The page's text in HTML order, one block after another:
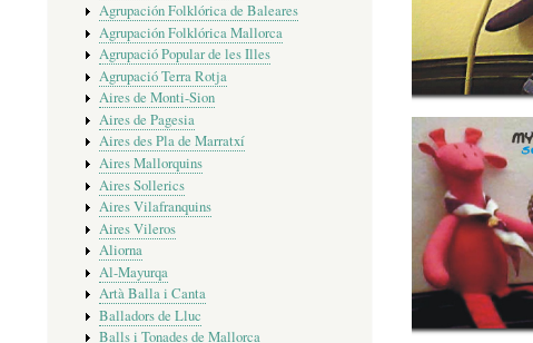
Agrupación Folklórica de Baleares
Agrupación Folklórica Mallorca
Agrupació Popular de les Illes
Agrupació Terra Rotja
Aires de Monti-Sion
Aires de Pagesia
Aires des Pla de Marratxí
Aires Mallorquins
Aires Sollerics
Aires Vilafranquins
Aires Vileros
Aliorna
Al-Mayurqa
Artà Balla i Canta
Balladors de Lluc
Balls i Tonades de Mallorca